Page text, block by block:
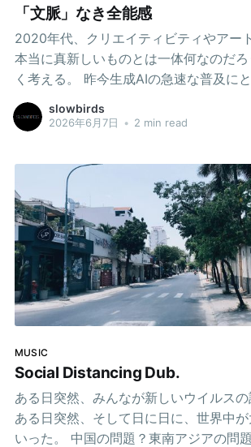
「文脈」なき全能感
2020年代、クリエイティビティやアー
本当に真新しいものとは一体何なのだ
く考える。 昨今生成AIの急速な普及にともなって文章ひ
とつで高精度な絵画や音楽がポイツと書
出力されるようになった。 かつてなら
だ」「表現の民主化だ」と調子にのる。 これまでアー
や表現についてその理論や歴史をまと
もなく、ただ浅くいっちょがみしたりむ
ラ見程度をしてきただけの人間が、浅は
にそれっぽいものを出せるだけのAIを
「これからは誰でも作れるんだ」などと
のを目にするのは控えめに言ってもと
い思いがする。 私は決してアンチAIではない。仕事柄AI
システムそのものを構築する側でもある
の趣味であるオーディオや音楽制作の現
活用しているし、その恩恵はその辺のユ
解しているつもりだ。
slowbirds
2026年6月7日 • 2 min read
MUSIC
Social Distancing Dub.
ある日突然、みんなが新しいウイルスの
ある日突然、そして日に日に、世界中
いった。 中国の問題？東南アジアの問